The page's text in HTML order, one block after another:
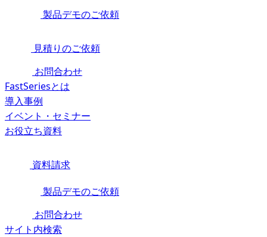
製品デモのご依頼
見積りのご依頼
お問合わせ
FastSeriesとは
導入事例
イベント・セミナー
お役立ち資料
資料請求
製品デモのご依頼
お問合わせ
サイト内検索